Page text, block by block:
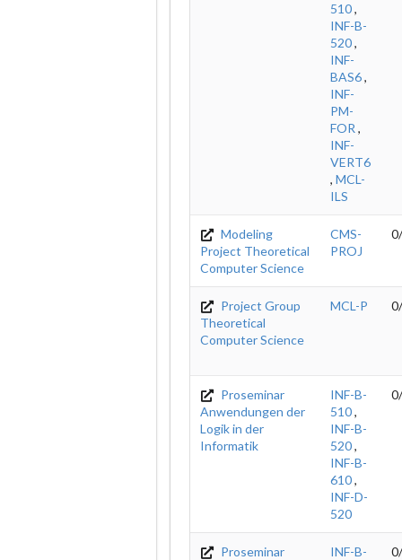
510,
INF-B-
520,
INF-
BAS6,
INF-
PM-
FOR ,
INF-
VERT6
, MCL-
ILS
Modeling
Project Theoretical
Computer Science
CMS-
PROJ
Project Group
Theoretical
Computer Science
MCL-P
Proseminar
Anwendungen der
Logik in der
Informatik
INF-B-
510,
INF-B-
520,
INF-B-
610,
INF-D-
520
Proseminar
INF-B-